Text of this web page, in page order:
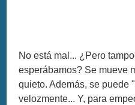
No está mal... ¿Pero
esperábamos? Se mueve
quieto. Además, se puede
velozmente... Y, para